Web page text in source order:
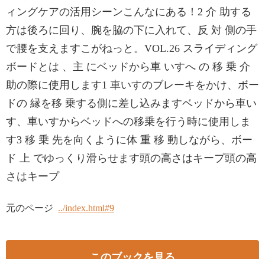
ィングケアの活用シーンこんなにある！2 介 助する
方は後ろに回り、腕を脇の下に入れて、反 対 側の手
で腰を支えますこがねっと。VOL.26 スライディング
ボードとは 、主 にベッドから車 いすへ の 移 乗 介
助の際に使用します1 車いすのブレーキをかけ、ボー
ドの 縁を移 乗する側に差し込みますベッドから車い
す、車いすからベッドへの移乗を行う時に使用しま
す3 移 乗 先を向くように体 重 移 動しながら、ボー
ド 上 でゆっくり滑らせます頭の高さはキープ頭の高
さはキープ
元のページ ../index.html#9